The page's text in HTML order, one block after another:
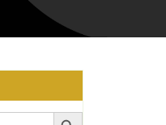
Search Button